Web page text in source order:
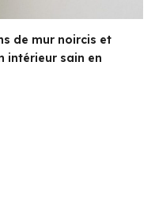
de mur noircis et
intérieur sain en